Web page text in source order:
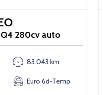
280cv auto
83.043 km
Euro 6d-Temp